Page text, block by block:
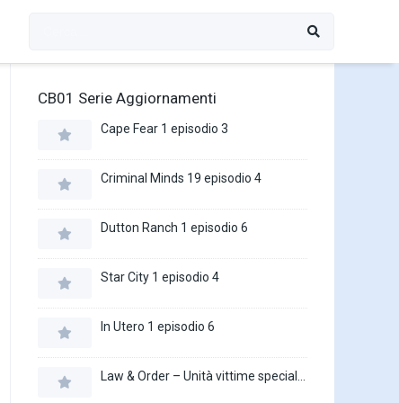
CB01 Serie Aggiornamenti
Cape Fear 1 episodio 3
Criminal Minds 19 episodio 4
Dutton Ranch 1 episodio 6
Star City 1 episodio 4
In Utero 1 episodio 6